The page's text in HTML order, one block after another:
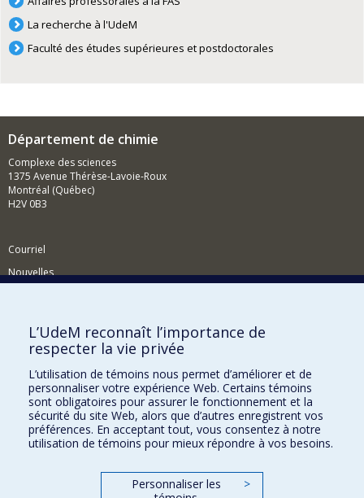
La recherche à l'UdeM
Faculté des études supérieures et postdoctorales
Département de chimie
Complexe des sciences
1375 Avenue Thérèse-Lavoie-Roux
Montréal (Québec)
H2V 0B3
Courriel
Nouvelles
Comment soutenir le Département?
BESOIN D'AIDE?
Plan du site
Signaler une erreur
Accessibilité
FACULTÉ DES ARTS ET DES SCIENCES
Nos départements et écoles
L’UdeM reconnaît l’importance de
respecter la vie privée
L’utilisation de témoins nous permet d’améliorer et de
personnaliser votre expérience Web. Certains témoins
sont obligatoires pour assurer le fonctionnement et la
sécurité du site Web, alors que d’autres enregistrent vos
préférences. En acceptant tout, vous consentez à notre
utilisation de témoins pour mieux répondre à vos besoins.
Personnaliser les
>